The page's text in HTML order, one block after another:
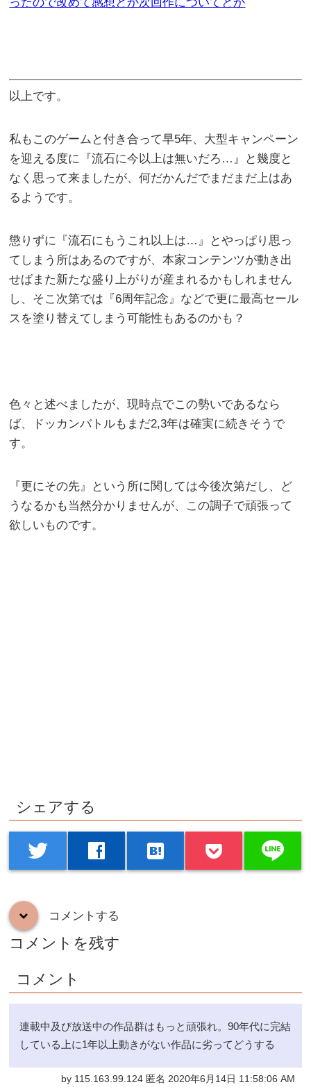
ったので改めて感想とか次回作についてとか
以上です。
私もこのゲームと付き合って早5年、大型キャンペーン
を迎える度に『流石に今以上は無いだろ…』と幾度と
なく思って来ましたが、何だかんだでまだまだ上はあ
るようです。
懲りずに『流石にもうこれ以上は…』とやっぱり思っ
てしまう所はあるのですが、本家コンテンツが動き出
せばまた新たな盛り上がりが産まれるかもしれません
し、そこ次第では『6周年記念』などで更に最高セール
スを塗り替えてしまう可能性もあるのかも？
色々と述べましたが、現時点でこの勢いであるなら
ば、ドッカンバトルもまだ2,3年は確実に続きそうで
す。
『更にその先』という所に関しては今後次第だし、ど
うなるかも当然分かりませんが、この調子で頑張って
欲しいものです。
シェアする
twitter facebook hatenabookmark line
down コメントする
コメントを残す
コメント
連載中及び放送中の作品群はもっと頑張れ。90年代に完結
している上に1年以上動きがない作品に劣ってどうする
by 115.163.99.124 匿名 2020年6月14日 11:58:06 AM